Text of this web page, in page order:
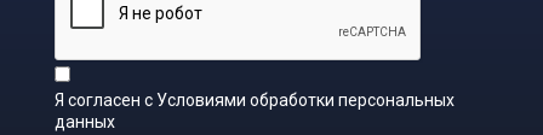
Я согласен с Условиями обработки персональных
данных